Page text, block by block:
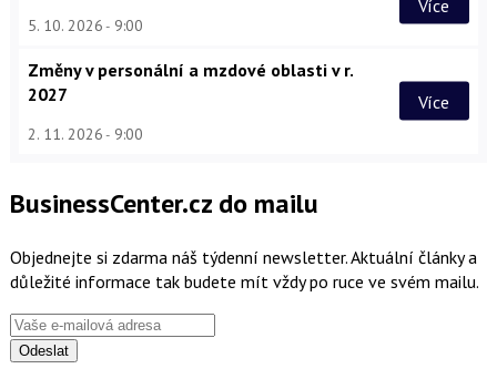
5. 10. 2026 9:00
Více
Změny v personální a mzdové oblasti v r.
2027
2. 11. 2026 9:00
Více
BusinessCenter.cz do mailu
Objednejte si zdarma náš týdenní newsletter. Aktuální články a
důležité informace tak budete mít vždy po ruce ve svém mailu.
Odeslat